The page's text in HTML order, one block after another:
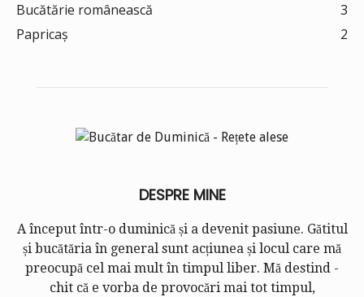
Bucătărie românească
3
Papricaș
2
DESPRE MINE
A început într-o duminică și a devenit pasiune. Gătitul
și bucătăria în general sunt acțiunea și locul care mă
preocupă cel mai mult în timpul liber. Mă destind -
chit că e vorba de provocări mai tot timpul,